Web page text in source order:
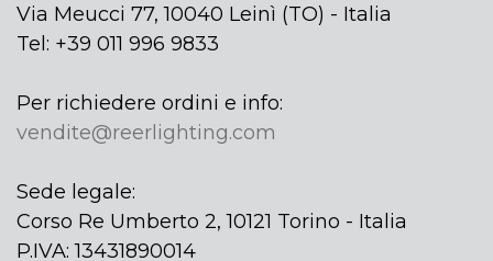
Via Meucci 77, 10040 Leinì (TO) - Italia
Tel: +39 011 996 9833
Per richiedere ordini e info:
vendite@reerlighting.com
Sede legale:
Corso Re Umberto 2, 10121 Torino - Italia
P.IVA: 13431890014